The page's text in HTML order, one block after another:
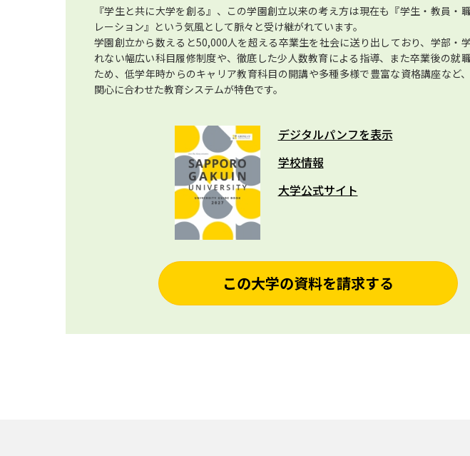
『学生と共に大学を創る』、この学園創立以来の考え方は現在も『学生・教員・
レーション』という気風として脈々と受け継がれています。
学園創立から数えると50,000人を超える卒業生を社会に送り出しており、学部・
れない幅広い科目履修制度や、徹底した少人数教育による指導、また卒業後の就
ため、低学年時からのキャリア教育科目の開講や多種多様で豊富な資格講座など
関心に合わせた教育システムが特色です。
デジタルパンフを表示
学校情報
大学公式サイト
この大学の資料を請求する